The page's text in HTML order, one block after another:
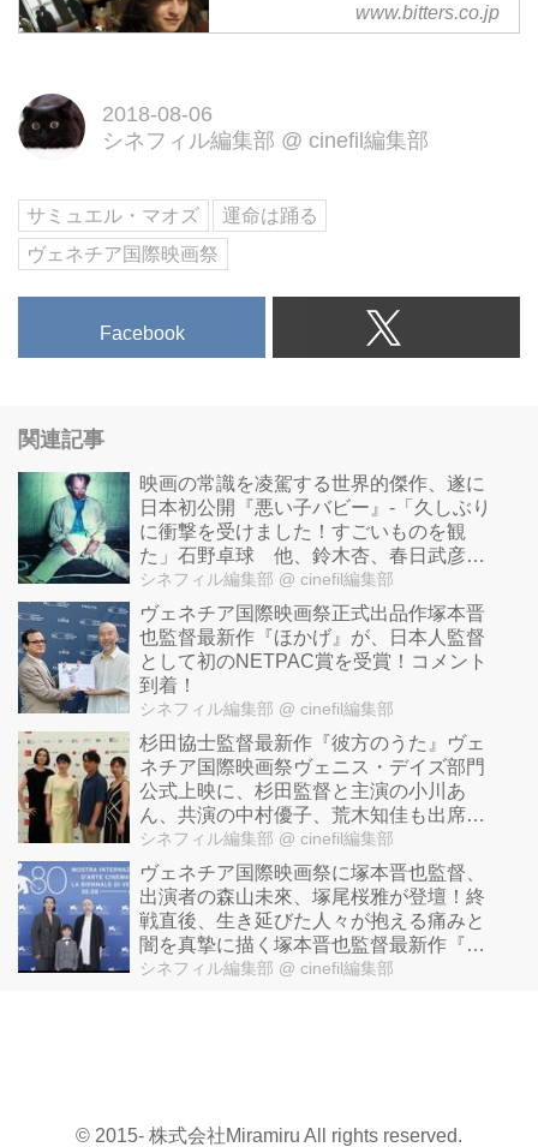
運命こそが最大のミステリー。残
際映画祭審査員グランプリを受賞
ル・マオズ監督最新作。
www.bitters.co.jp
2018-08-06
シネフィル編集部 @ cinefil編集部
サミュエル・マオズ
運命は踊る
ヴェネチア国際映画祭
Facebook
関連記事
映画の常識を凌駕する世界的傑作、遂に
日本初公開『悪い子バビー』-「久しぶり
に衝撃を受けました！すごいものを観
た」石野卓球 他、鈴木杏、春日武彦、
小島秀夫らから絶賛の声到着！
シネフィル編集部 @ cinefil編集部
ヴェネチア国際映画祭正式出品作塚本晋
也監督最新作『ほかげ』が、日本人監督
として初のNETPAC賞を受賞！コメント
到着！
シネフィル編集部 @ cinefil編集部
杉田協士監督最新作『彼方のうた』ヴェ
ネチア国際映画祭ヴェニス・デイズ部門
公式上映に、杉田監督と主演の小川あ
ん、共演の中村優子、荒木知佳も出席！
さらに釜山国際映画祭への出品も決定！
シネフィル編集部 @ cinefil編集部
ヴェネチア国際映画祭に塚本晋也監督、
出演者の森山未來、塚尾桜雅が登壇！終
戦直後、生き延びた人々が抱える痛みと
闇を真摯に描く塚本晋也監督最新作『ほ
かげ』
シネフィル編集部 @ cinefil編集部
© 2015- 株式会社Miramiru All rights reserved.